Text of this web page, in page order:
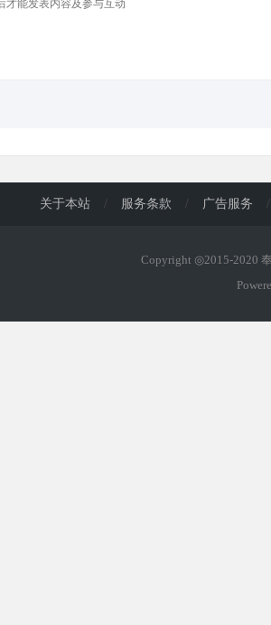
关于本站 / 服务条款 / 广告服务 /
Copyright ◎2015-2020